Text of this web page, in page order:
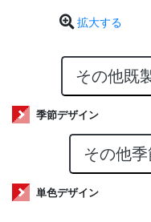
拡大する
その他既
季節デザイン
その他
単色デザイン